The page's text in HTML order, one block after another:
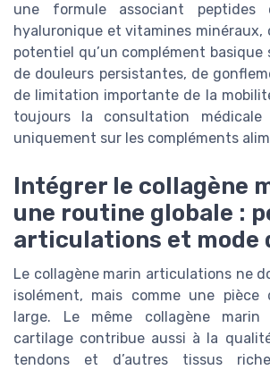
une formule associant peptides
hyaluronique et vitamines minéraux,
potentiel qu’un complément basique
de douleurs persistantes, de
de limitation importante de la
toujours la consultation
uniquement sur les compléments
Intégrer le collagène
une routine globale :
articulations et mode
Le collagène marin articulations ne
isolément, mais comme une pièce
large. Le même collagène
cartilage contribue aussi à la
tendons et d’autres tissus